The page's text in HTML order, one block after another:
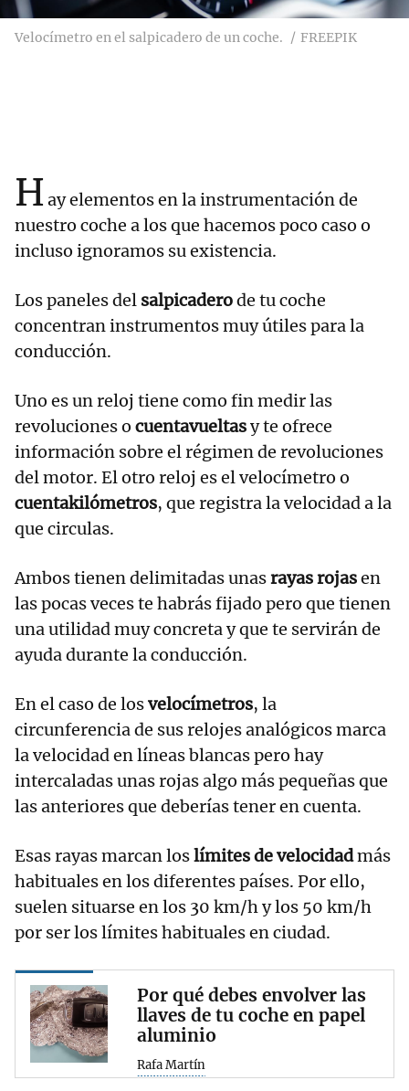
Velocímetro en el salpicadero de un coche. FREEPIK
H ay elementos en la instrumentación de
nuestro coche a los que hacemos poco caso o
incluso ignoramos su existencia.
Los paneles del salpicaderode tu coche
concentran instrumentos muy útiles para la
conducción.
Uno es un reloj tiene como fin medir las
revoluciones o cuentavueltasy te ofrece
información sobre el régimen de revoluciones
del motor. El otro reloj es el velocímetro o
cuentakilómetros, que registra la velocidad a la
que circulas.
Ambos tienen delimitadas unasrayas rojasen
las pocas veces te habrás fijado pero que tienen
una utilidad muy concreta y que te servirán de
ayuda durante la conducción.
En el caso de losvelocímetros, la
circunferencia de sus relojes analógicos marca
la velocidad en líneas blancas pero hay
intercaladas unas rojas algo más pequeñas que
las anteriores que deberías tener en cuenta.
Esas rayas marcan loslímites de velocidadmás
habituales en los diferentes países. Por ello,
suelen situarse en los 30 km/h y los 50 km/h
por ser los límites habituales en ciudad.
Por qué debes envolver las
llaves de tu coche en papel
aluminio
Rafa Martín